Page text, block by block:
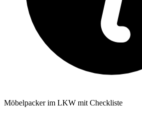
Möbelpacker im LKW mit Checkliste